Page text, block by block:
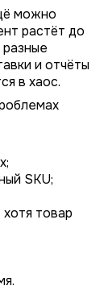
можно
растёт до
и отчёты
в хаос.
SKU;
товар